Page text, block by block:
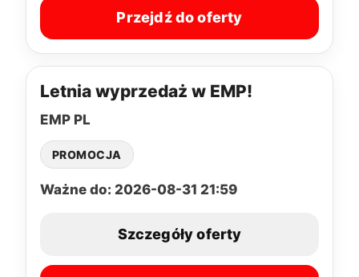
Przejdź do oferty
Letnia wyprzedaż w EMP!
EMP PL
PROMOCJA
Ważne do: 2026-08-31 21:59
Szczegóły oferty